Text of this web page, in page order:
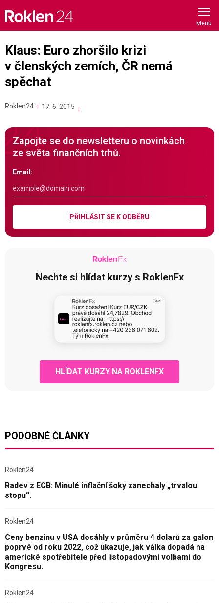
content
Klaus: Euro zhoršilo krizi
v členských zemích, ČR nemá
spěchat
Roklen24 17. 6. 2015
Zapojte se do newsletteru o novinkách
ze světa finančních trhů.
Email:
PŘIHLÁSIT SE K ODBĚRU
Nechte si hlídat kurzy s RoklenFx
HLÍDAT KURZY NA ROKLENFX
PODOBNÉ ČLÁNKY
Roklen24
Radev z ECB: Minulé inflační šoky zanechaly „trvalou
stopu“.
Roklen24
Ceny benzinu v USA dosáhly v průměru 4 dolarů za galon
poprvé od roku 2022, což ukazuje, jak válka dopadá na
americké spotřebitele před listopadovými volbami do
Kongresu.
Roklen24